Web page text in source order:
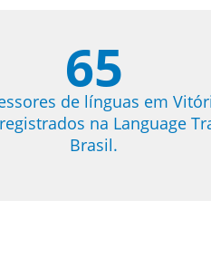
65
de línguas em
na Language
Brasil.